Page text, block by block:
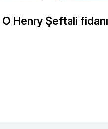
Henry Şeftali fidanı